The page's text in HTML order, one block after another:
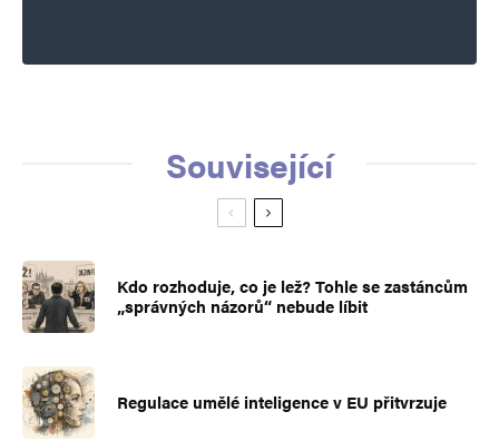
Související
Kdo rozhoduje, co je lež? Tohle se zastáncům
„správných názorů“ nebude líbit
Regulace umělé inteligence v EU přitvrzuje